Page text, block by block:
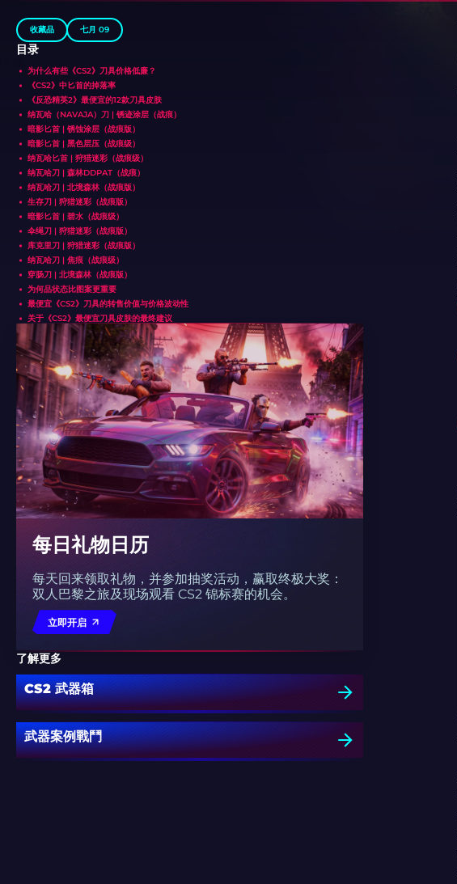
收藏品 七月 09
目录
为什么有些《CS2》刀具价格低廉？
《CS2》中匕首的掉落率
《反恐精英2》最便宜的12款刀具皮肤
纳瓦哈（NAVAJA）刀 | 锈迹涂层（战痕）
暗影匕首 | 锈蚀涂层（战痕版）
暗影匕首 | 黑色层压（战痕级）
纳瓦哈匕首 | 狩猎迷彩（战痕级）
纳瓦哈刀 | 森林DDPAT（战痕）
纳瓦哈刀 | 北境森林（战痕版）
生存刀 | 狩猎迷彩（战痕版）
暗影匕首 | 碧水（战痕级）
伞绳刀 | 狩猎迷彩（战痕版）
库克里刀 | 狩猎迷彩（战痕版）
纳瓦哈刀 | 焦痕（战痕级）
穿肠刀 | 北境森林（战痕版）
为何品状态比图案更重要
最便宜《CS2》刀具的转售价值与价格波动性
关于《CS2》最便宜刀具皮肤的最终建议
每日礼物日历
每天回来领取礼物，并参加抽奖活动，赢取终极大奖：
双人巴黎之旅及现场观看 CS2 锦标赛的机会。
立即开启
了解更多
CS2 武器箱
武器案例戰鬥